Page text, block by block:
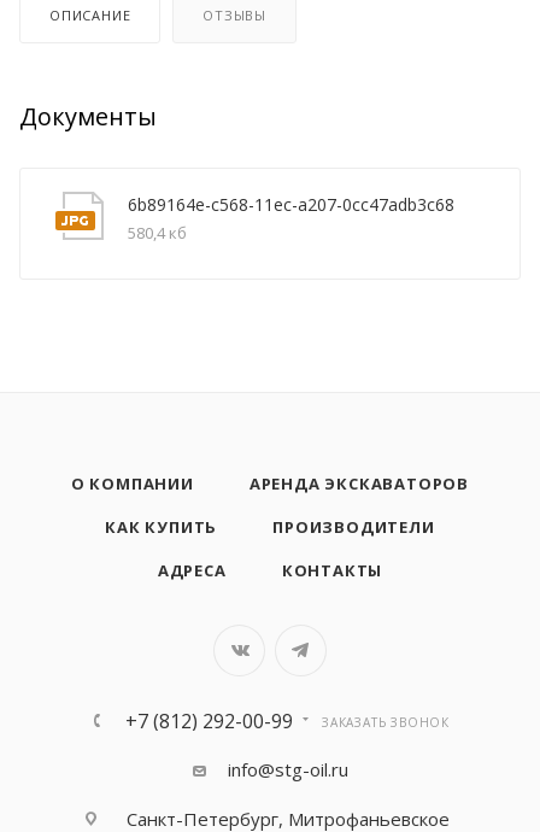
ОПИСАНИЕ ОТЗЫВЫ
Документы
6b89164e-c568-11ec-a207-0cc47adb3c68
580,4 кб
О КОМПАНИИ
АРЕНДА ЭКСКАВАТОРОВ
КАК КУПИТЬ
ПРОИЗВОДИТЕЛИ
АДРЕСА
КОНТАКТЫ
+7 (812) 292-00-99 ЗАКАЗАТЬ ЗВОНОК
info@stg-oil.ru
Санкт-Петербург, Митрофаньевское